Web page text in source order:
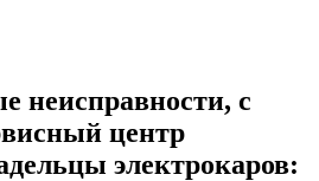
неисправности, с
центр
электрокаров: